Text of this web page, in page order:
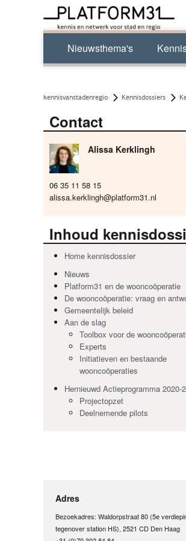
Nieuwsthema's
kennisvanstadenregio Kennisdossiers
Contact
Alissa Kerklingh
06 35 11 58 15
alissa.kerklingh@platform31.nl
Inhoud
Home kennisdossier
Nieuws
Platform31 en de wooncoöperatie
De wooncoöperatie: vraag en
Gemeentelijk beleid
Aan de slag
Toolbox voor de
Experts
Initiatieven en bestaande
wooncoöperaties
Hernieuwd Actieprogramma 2020-
Projectopzet
Deelnemende pilots
Adres
Bezoekadres: Waldorpstraat 80 (5e
tegenover station HS), 2521 CD Den Haag